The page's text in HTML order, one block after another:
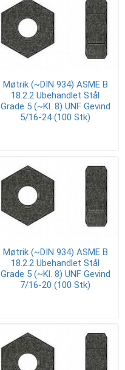
Møtrik (~DIN 934) ASME B
18.2.2 Ubehandlet Stål
Grade 5 (~Kl. 8) UNF Gevind
5/16-24 (100 Stk)
Møtrik (~DIN 934) ASME B
18.2.2 Ubehandlet Stål
Grade 5 (~Kl. 8) UNF Gevind
7/16-20 (100 Stk)